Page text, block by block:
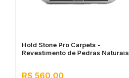
Hold Stone Pro Carpets -
Revestimento de Pedras Naturais
R$ 560,00